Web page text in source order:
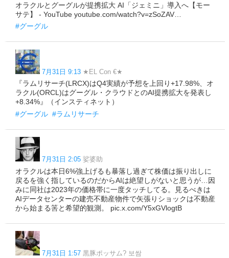
オラクルとグーグルが提携拡大 AI「ジェミニ」導入へ【モー
サテ】 - YouTube youtube.com/watch?v=zSoZAV…
#グーグル
7月31日 9:13 ★EL Con €★
『ラムリサーチ(LRCX)はQ4実績が予想を上回り+17.98%、オ
ラクル(ORCL)はグーグル・クラウドとのAI提携拡大を発表し
+8.34%』（インスティネット）
#グーグル #ラムリサーチ
7月31日 2:05 娑婆助
オラクルは本日6%強上げるも暴落し過ぎて株価は振り出しに
戻るを強く指しているのだからAIは絶望しがないと思うが…因
みに同社は2023年の価格帯に一度タッチしてる。見るべきは
AIデータセンターの建売不動産物件で矢張りショックは不動産
から始まる筈と希望的観測。 pic.x.com/Y5xGVlogtB
7月31日 1:57 黒豚ポッサム? 보쌈